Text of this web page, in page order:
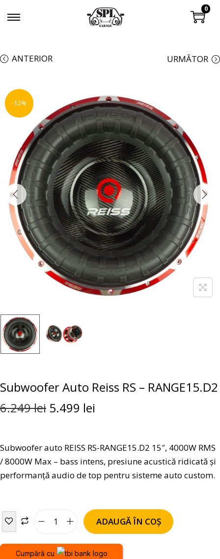
0
ANTERIOR URMĂTOR
-12%
Subwoofer Auto Reiss RS – RANGE15.D2
6.249lei 5.499 lei
Subwoofer auto REISS RS-RANGE15.D2 15″, 4000W RMS
/ 8000W Max – bass intens, presiune acustică ridicată și
performanță audio de top pentru sisteme auto custom.
ADAUGĂ ÎN COȘ
Cumpără cu